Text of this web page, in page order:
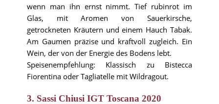
wenn man ihn ernst nimmt. Tief rubinrot im
Glas, mit Aromen von Sauerkirsche,
getrockneten Kräutern und einem Hauch Tabak.
Am Gaumen präzise und kraftvoll zugleich. Ein
Wein, der von der Energie des Bodens lebt.
Speisenempfehlung: Klassisch zu Bistecca
Fiorentina oder Tagliatelle mit Wildragout.
3. Sassi Chiusi IGT Toscana 2020